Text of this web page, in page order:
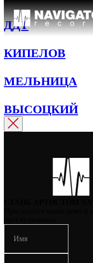
ДДТ
КИПЕЛОВ
МЕЛЬНИЦА
ВЫСОЦКИЙ
Имя